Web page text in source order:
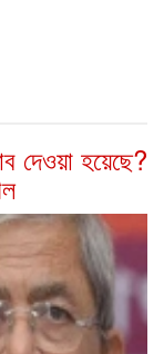
দেওয়া হয়েছে?